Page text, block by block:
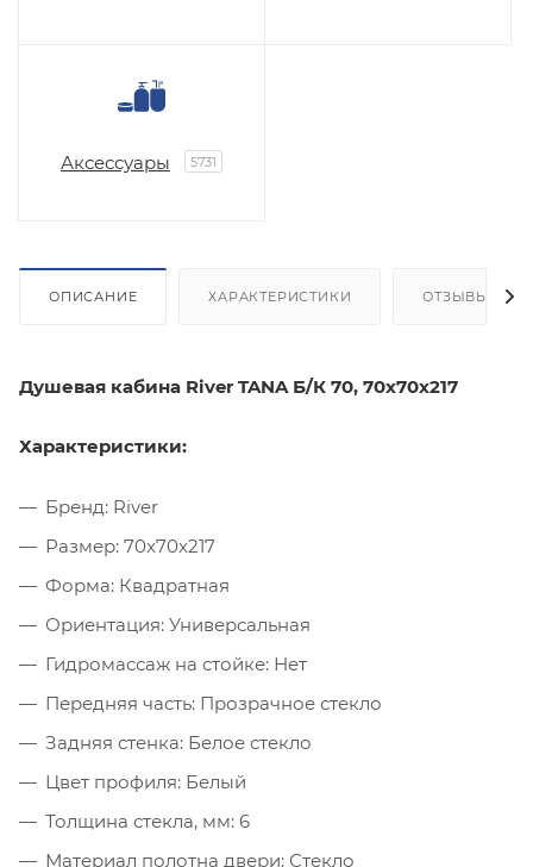
Аксессуары 5731
ОПИСАНИЕ ХАРАКТЕРИСТИКИ ОТЗЫВЫ
Душевая кабина River TANA Б/К 70, 70x70x217
Характеристики:
Бренд: River
Размер: 70x70x217
Форма: Квадратная
Ориентация: Универсальная
Гидромассаж на стойке: Нет
Передняя часть: Прозрачное стекло
Задняя стенка: Белое стекло
Цвет профиля: Белый
Толщина стекла, мм: 6
Материал полотна двери: Стекло